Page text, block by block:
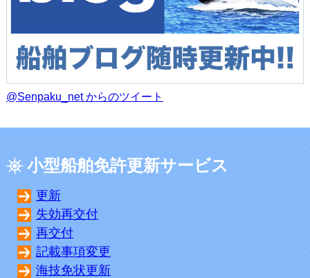
@Senpaku_net からのツイート
小型船舶免許更新サービス
更新
失効再交付
再交付
記載事項変更
海技免状更新